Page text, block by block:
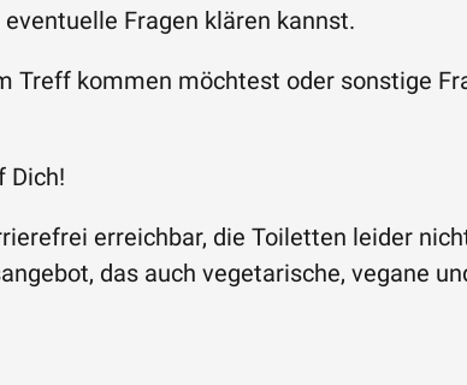
Fragen klären kannst.
Treff kommen möchtest oder sonstige
Dich!
erreichbar, die Toiletten leider
das auch vegetarische, vegane